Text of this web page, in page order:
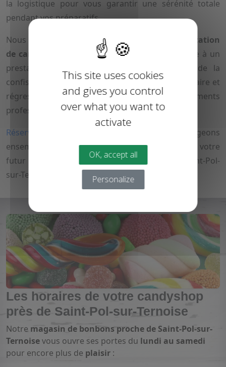
This site uses cookies
and gives you control
over what you want to
activate
OK, accept all
Personalize
la logistique pour vous garantir une sérénité totale
pendant vos préparatifs.
Nous proposons également nos services de
location
de candy bar à Lillers
et Bours. Faites confiance à un
prestataire de proximité passionné par l'art de la
confiserie pour donner une dimension spectaculaire et
régressive à vos fêtes de famille ou événements
professionnels dans le Pas-de-Calais.
Réservez votre date
dès aujourd'hui et échangeons
ensemble sur la thématique et la composition de votre
futur bar à bonbons sur mesure autour de Saint-Pol-
sur-Ternoise.
Les horaires de votre candyshop
près de Saint-Pol-sur-Ternoise
Notre magasin de bonbons proche de Saint-Pol-sur-
Ternoisevous ouvre ses portes du lundi au samedi
pour encore plus de plaisir :